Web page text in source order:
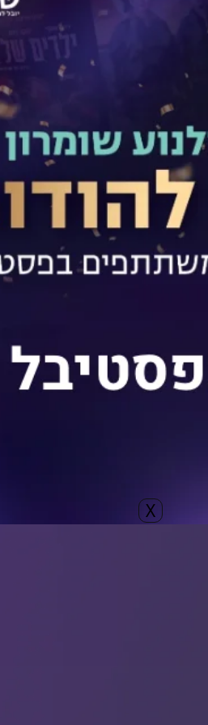
שלו מלפני עשרים שנה ונפגש
של גשר, עשה תאונה ומת.
קטנה בקנדה לנסות ולגלות מי
הנגעים שמתלווים לזה.
X